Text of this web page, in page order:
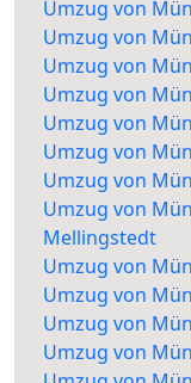
Umzug von
Umzug von
Umzug von
Umzug von
Umzug von
Umzug von
Umzug von
Umzug von
Mellingstedt
Umzug von
Umzug von
Umzug von
Umzug von